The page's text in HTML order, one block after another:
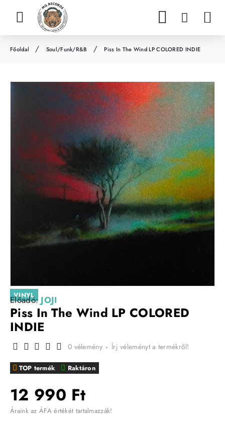
Soul/Funk/R&B Piss In The Wind LP COLORED INDIE
VINYL
Előadó: JOJI
Piss In The Wind LP COLORED
INDIE
TOP termék Raktáron
0 vélemény - Írj véleményt a termékről!
12 990 Ft
Áraink az ÁFA értékét tartalmazzák!